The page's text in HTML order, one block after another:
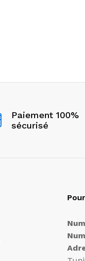
Paiement 100%
sécurisé